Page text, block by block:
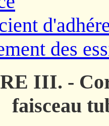
des
III. -
faisceau